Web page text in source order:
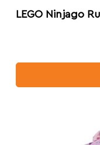
LEGO Ninjago